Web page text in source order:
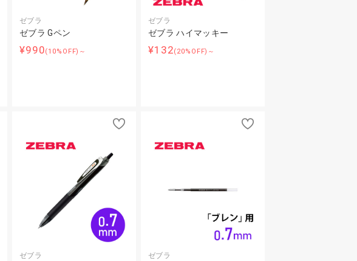
ゼブラ
ゼブラ Gペン
¥990(10%OFF)～
ゼブラ
ゼブラ ハイマッキー
¥132(20%OFF)～
ゼブラ ゼブラ